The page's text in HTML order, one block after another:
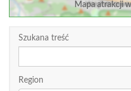
Mapa atrakcji
Szukana treść
Region